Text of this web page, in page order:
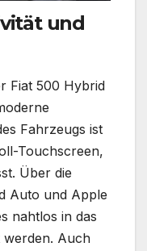
und
Fiat 500 Hybrid
Fahrzeugs ist
Touchscreen,
Über die
Auto und Apple
nahtlos in das
werden. Auch